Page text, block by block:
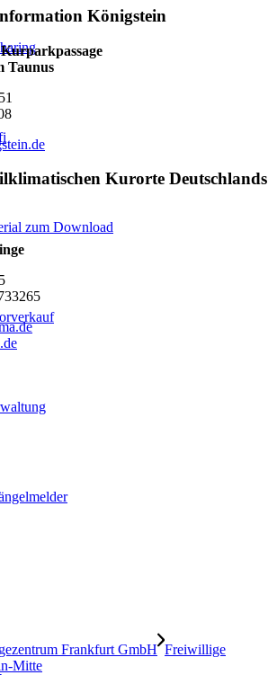
zum Download
Königstein
Taunus
Kurorte Deutschlands
Frankfurt GmbH Freiwillige
Mitte